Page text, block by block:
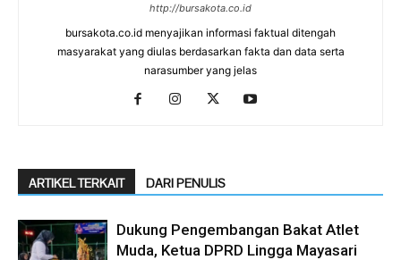
http://bursakota.co.id
bursakota.co.id menyajikan informasi faktual ditengah
masyarakat yang diulas berdasarkan fakta dan data serta
narasumber yang jelas
ARTIKEL TERKAIT DARI PENULIS
Dukung Pengembangan Bakat Atlet
Muda, Ketua DPRD Lingga Mayasari